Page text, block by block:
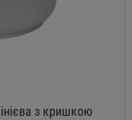
з кришкою